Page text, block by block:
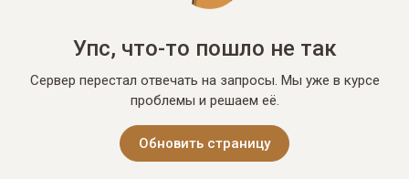
Упс, что-то пошло не так
Сервер перестал отвечать на запросы. Мы уже в курсе
проблемы и решаем её.
Обновить страницу